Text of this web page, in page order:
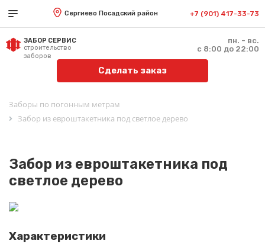
Сергиево Посадский район +7 (901) 417-33-73
ЗАБОР СЕРВИС
строительство
заборов
пн. - вс.
с 8:00 до 22:00
Сделать заказ
Заборы по погонным метрам
Забор из евроштакетника под светлое дерево
Забор из евроштакетника под
светлое дерево
Характеристики